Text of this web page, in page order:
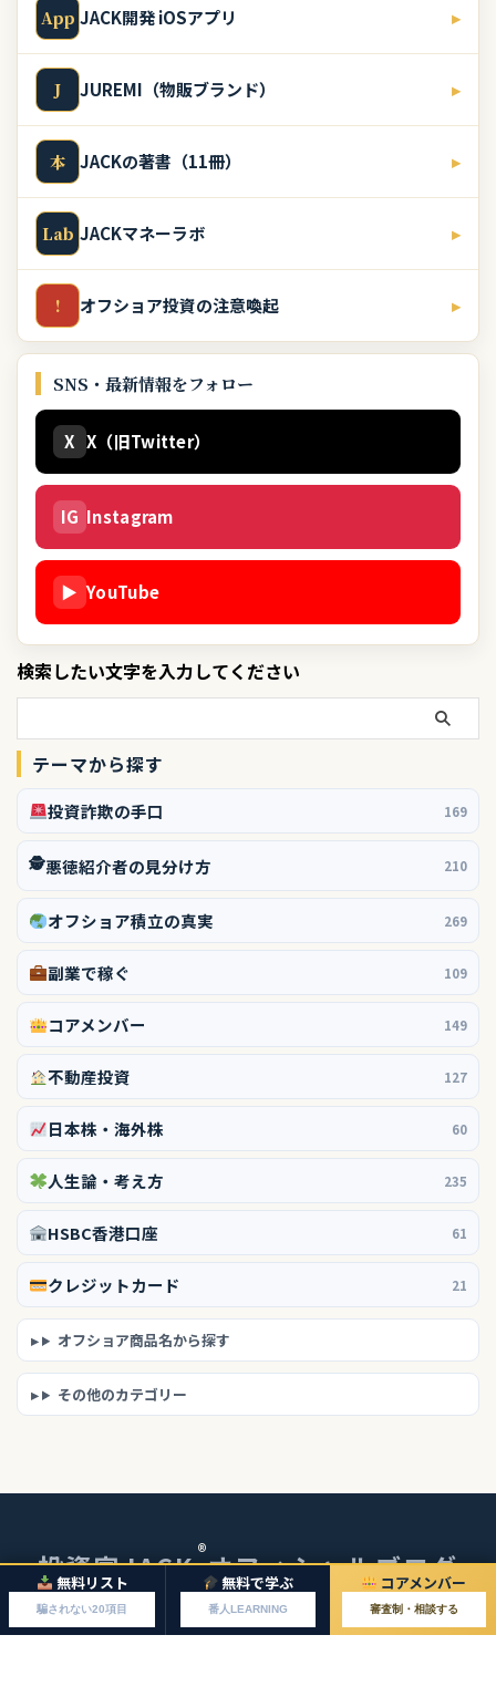
App JACK開発 iOSアプリ ▸
J JUREMI（物販ブランド） ▸
本 JACKの著書（11冊） ▸
Lab JACKマネーラボ ▸
! オフショア投資の注意喚起 ▸
SNS・最新情報をフォロー
X X（旧Twitter）
IG Instagram
▶ YouTube
検索したい文字を入力してください
テーマから探す
投資詐欺の手口 169
🕵️悪徳紹介者の見分け方 210
オフショア積立の真実 269
副業で稼ぐ 109
コアメンバー 149
不動産投資 127
日本株・海外株 60
人生論・考え方 235
HSBC香港口座 61
クレジットカード 21
オフショア商品名から探す
その他のカテゴリー
無料リスト
騙されない20項目
無料で学ぶ
番人LEARNING
コアメンバー
審査制・相談する
投資家JACK®オフィシャルブログ
© 2026 投資家JACKオフィシャルブログ